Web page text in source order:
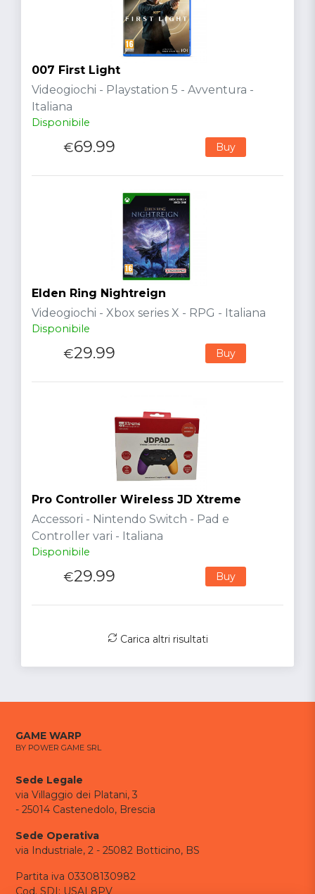
007 First Light
Videogiochi - Playstation 5 - Avventura -
Italiana
Disponibile
€69.99 Buy
Elden Ring Nightreign
Videogiochi - Xbox series X - RPG - Italiana
Disponibile
€29.99 Buy
Pro Controller Wireless JD Xtreme
Accessori - Nintendo Switch - Pad e
Controller vari - Italiana
Disponibile
€29.99 Buy
Carica altri risultati
GAME WARP
BY POWER GAME SRL
Sede Legale
via Villaggio dei Platani, 3
- 25014 Castenedolo, Brescia
Sede Operativa
via Industriale, 2 - 25082 Botticino, BS
Partita iva 03308130982
Cod. SDI: USAL8PV